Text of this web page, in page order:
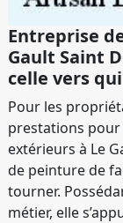
Entreprise
Gault Saint
celle vers
Pour les
prestations
extérieurs à Le
de peinture de
tourner.
métier, elle